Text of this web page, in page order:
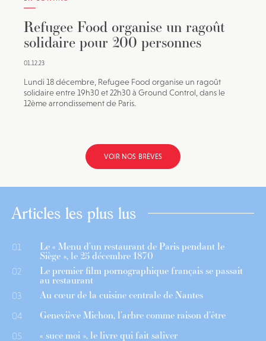
Refugee Food organise un ragoût
solidaire pour 200 personnes
01.12.23
Lundi 18 décembre, Refugee Food organise un ragoût
solidaire entre 19h30 et 22h30 à Ground Control, dans le
12ème arrondissement de Paris.
VOIR NOS BRÈVES
Articles les plus lus
01 Le « Menu d’un restaurant de Paris pendant le
Siège », le 25 décembre 1870
02 Le premier film pornographique français se passait
au restaurant
03 Au cœur de la cuisine centrale de Nantes
04 Geneviève Michon, l’arbre comme raison d’être
05 « suce moi », le livre qui fait saliver